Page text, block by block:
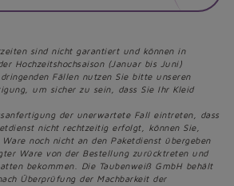
sind nicht garantiert und können in
Hochzeitshochsaison (Januar bis Juni)
Fällen nutzen Sie bitte unseren
um sicher zu sein, dass Sie Ihr Kleid
der unerwartete Fall eintreten, dass
nicht rechtzeitig erfolgt, können Sie,
noch nicht an den Paketdienst übergeben
Ware von der Bestellung zurücktreten und
bekommen. Die Taubenweiß GmbH behält
Überprüfung der Machbarkeit der